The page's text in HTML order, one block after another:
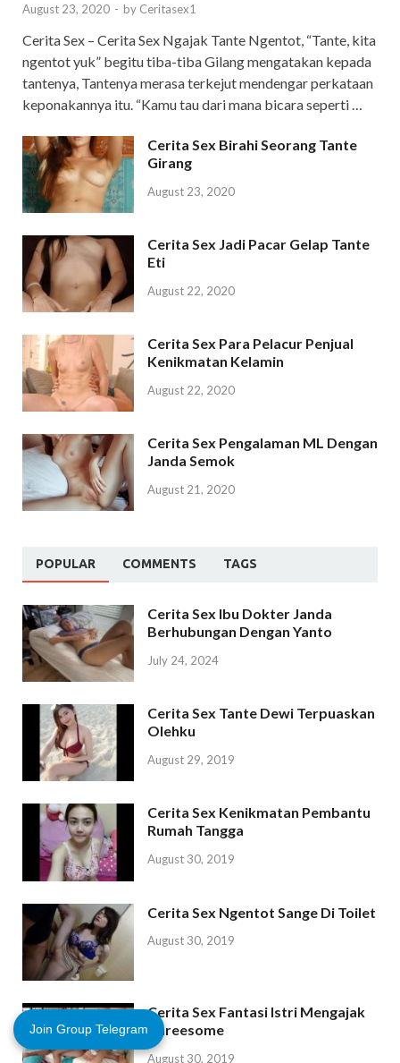
August 23, 2020 - by Ceritasex1
Cerita Sex – Cerita Sex Ngajak Tante Ngentot, “Tante, kita
ngentot yuk” begitu tiba-tiba Gilang mengatakan kepada
tantenya, Tantenya merasa terkejut mendengar perkataan
keponakannya itu. “Kamu tau dari mana bicara seperti …
Cerita Sex Birahi Seorang Tante
Girang
August 23, 2020
Cerita Sex Jadi Pacar Gelap Tante
Eti
August 22, 2020
Cerita Sex Para Pelacur Penjual
Kenikmatan Kelamin
August 22, 2020
Cerita Sex Pengalaman ML Dengan
Janda Semok
August 21, 2020
POPULAR COMMENTS TAGS
Cerita Sex Ibu Dokter Janda
Berhubungan Dengan Yanto
July 24, 2024
Cerita Sex Tante Dewi Terpuaskan
Olehku
August 29, 2019
Cerita Sex Kenikmatan Pembantu
Rumah Tangga
August 30, 2019
Cerita Sex Ngentot Sange Di Toilet
August 30, 2019
Cerita Sex Fantasi Istri Mengajak
Threesome
August 30, 2019
Join Group Telegram